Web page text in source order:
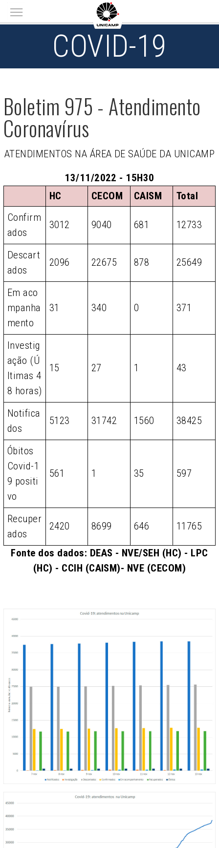
Main menu
COVID-19
Boletim 975 - Atendimento
Coronavírus
ATENDIMENTOS NA ÁREA DE SAÚDE DA UNICAMP
13/11/2022 - 15H30
HC
CECOM CAISM
Total
Confirm
ados
3012 9040 681 12733
Descart
ados
2096 22675 878 25649
Em aco
mpanha
mento
31 340 0 371
Investig
ação (Ú
ltimas 4
8 horas)
15 27 1 43
Notifica
dos
5123 31742 1560 38425
Óbitos
Covid-1
9 positi
vo
561 1 35 597
Recuper
ados
2420 8699 646 11765
Fonte dos dados: DEAS - NVE/SEH (HC) - LPC
(HC) - CCIH (CAISM)- NVE (CECOM)